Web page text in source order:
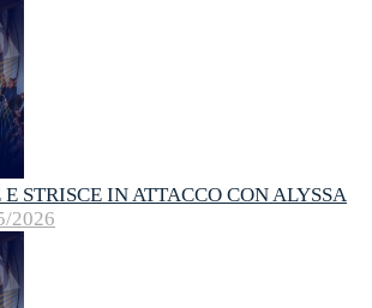
STRISCE IN ATTACCO CON ALYSSA
2026